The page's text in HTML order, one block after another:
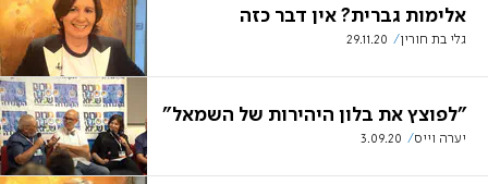
אלימות גברית? אין דבר כזה
גלי בת חורין 29.11.20
"לפוצץ את בלון היהירות של השמאל"
יערה וייס 3.09.20